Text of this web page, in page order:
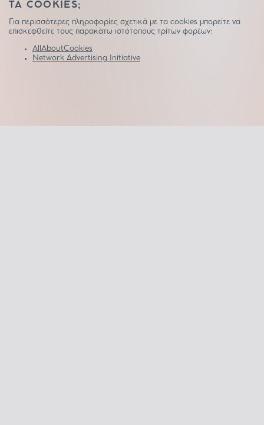
ΤΑ COOKIES;
Για περισσότερες πληροφορίες σχετικά με τα cookies μπορείτε να
επισκεφθείτε τους παρακάτω ιστότοπους τρίτων φορέων:
AllAboutCookies
Network Advertising Initiative